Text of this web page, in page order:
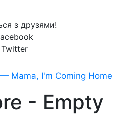
з друзями!
Twitter
— Mama, I'm Coming Home
- Empty